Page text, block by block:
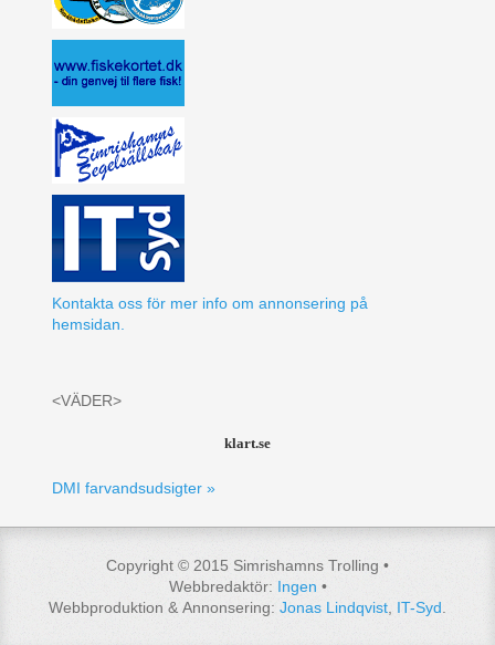
Kontakta oss för mer info om annonsering på
hemsidan.
<VÄDER>
klart.se
DMI farvandsudsigter »
Copyright © 2015 Simrishamns Trolling •
Webbredaktör: Ingen •
Webbproduktion & Annonsering: Jonas Lindqvist, IT-Syd.